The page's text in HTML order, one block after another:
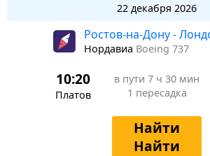
22 декабря 2026
Ростов-на-Дону -
Нордавиа Boeing 737
10:20
Платов
в пути 7 ч 30 мин
1 пересадка
Найти
Найти